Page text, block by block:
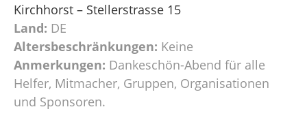
Kirchhorst – Stellerstrasse 15
Land: DE
Altersbeschränkungen: Keine
Anmerkungen: Dankeschön-Abend für alle
Helfer, Mitmacher, Gruppen, Organisationen
und Sponsoren.